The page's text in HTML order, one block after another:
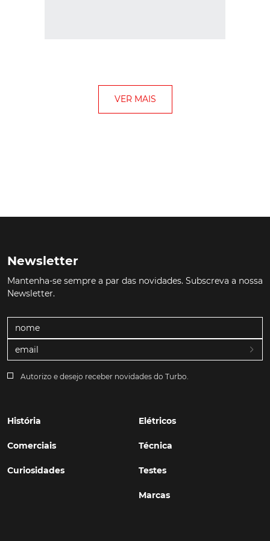
Newsletter
Mantenha-se sempre a par das novidades. Subscreva a nossa
Newsletter.
Autorizo e desejo receber novidades do Turbo.
História
Comerciais
Curiosidades
Elétricos
Técnica
Testes
Marcas